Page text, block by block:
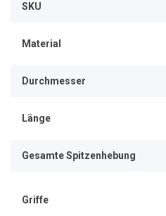
SKU
Material
Durchmesser
Länge
Gesamte Spitzenhebung
Griffe